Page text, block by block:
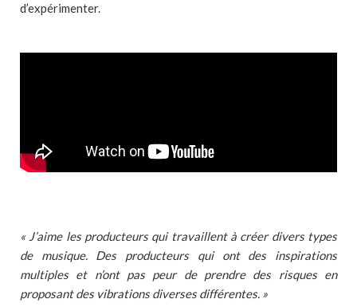
d’expérimenter.
« J’aime les producteurs qui travaillent à créer divers types
de musique. Des producteurs qui ont des inspirations
multiples et n’ont pas peur de prendre des risques en
proposant des vibrations diverses différentes. »